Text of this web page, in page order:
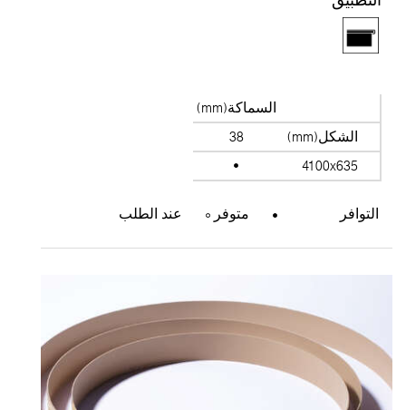
السماكة(mm)
الشكل(mm)
4100x635
التوافر متوفر عند الطلب